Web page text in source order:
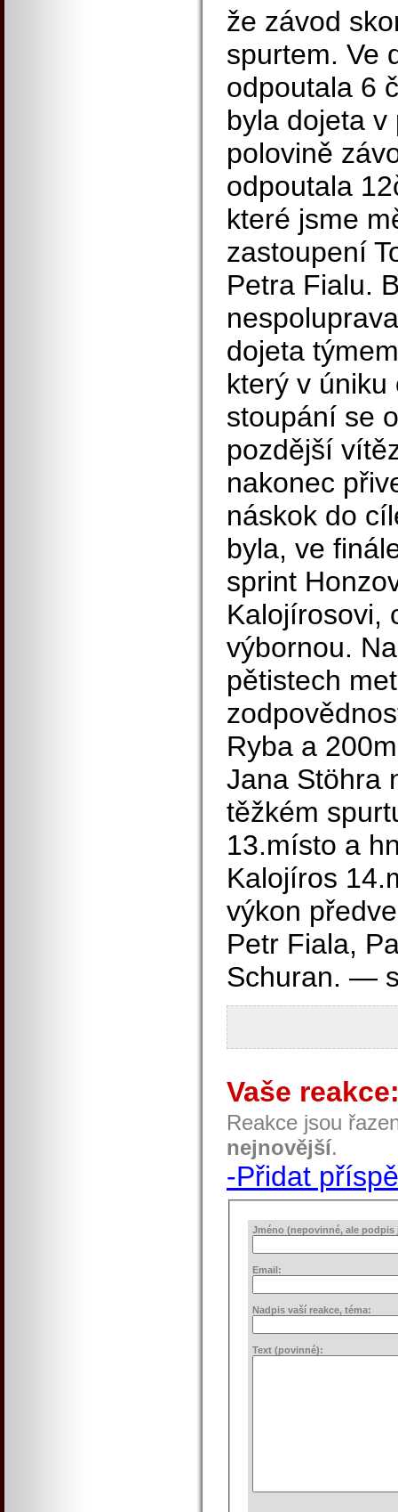
že závod
spurtem. Ve
odpoutala 6
byla dojeta
polovině
odpoutala
které jsme
zastoupení
Petra Fialu.
dojeta
který v
stoupání se
pozdější
nakonec
náskok do
byla, ve
sprint
Kalojírosovi,
výbornou.
pětistech
Ryba a
Jana Stöhra
těžkém
13.místo a
Kalojíros
výkon
Petr Fiala,
Schuran. —
Vaše
Reakce jsou
nejnovější.
-Přidat
Jméno (nepovinné, ale podpis
Email:
Nadpis vaší reakce, téma:
Text (povinné):